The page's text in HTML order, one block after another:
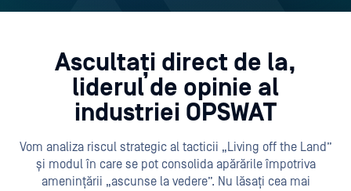
Ascultați direct de la,
liderul de opinie al
industriei OPSWAT
Vom analiza riscul strategic al tacticii „Living off the Land”
și modul în care se pot consolida apărările împotriva
amenințării „ascunse la vedere”. Nu lăsați cea mai